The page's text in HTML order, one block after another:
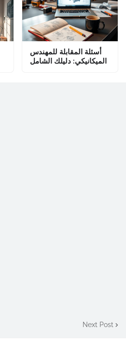
أسئلة المقابلة للمهندس
الميكانيكي: دليلك الشامل
Next Post